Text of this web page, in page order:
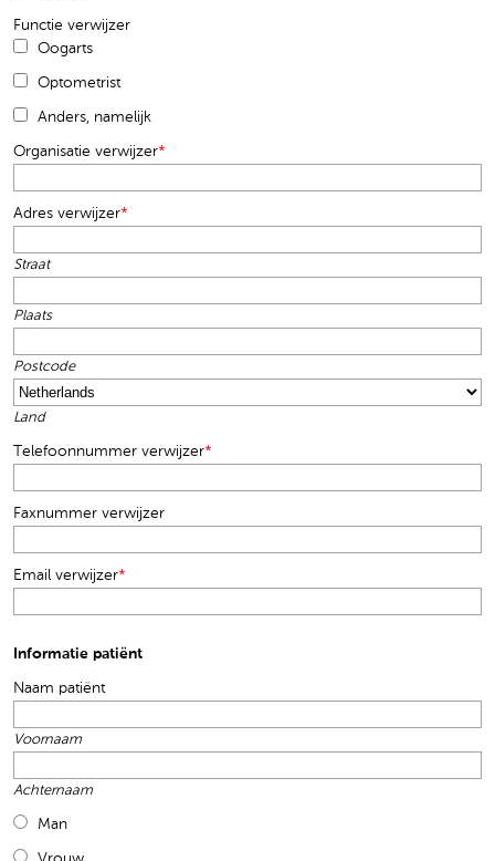
Functie verwijzer
Oogarts
Optometrist
Anders, namelijk
Organisatie verwijzer*
Adres verwijzer*
Straat
Plaats
Postcode
Land
Telefoonnummer verwijzer*
Faxnummer verwijzer
Email verwijzer*
Informatie patiënt
Naam patiënt
Voornaam
Achternaam
Man